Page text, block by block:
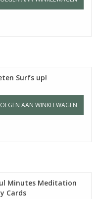
Surfs up!
AAN WINKELWAGEN
Minutes Meditation
Cards